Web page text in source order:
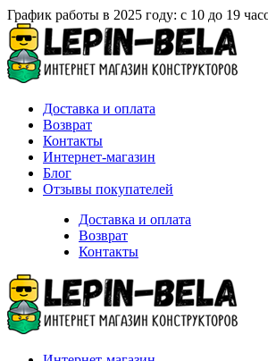
График работы в 2025 году: с 10 до 19
Доставка и оплата
Возврат
Контакты
Интернет-магазин
Блог
Отзывы покупателей
Доставка и оплата
Возврат
Контакты